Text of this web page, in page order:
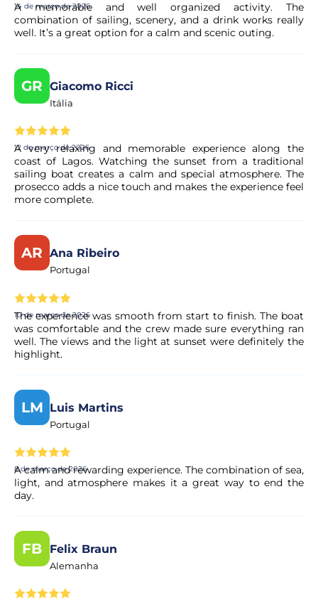
O que iremos ver durante a visita guiada?
Ponta da Piedade, a costa dourada de Lagos, e do pôr-do-
sol sobre o oceano a bordo de um tradicional barco à vela
português.
O que acontece se o tempo estiver mau?
Caso as condições do mar ou do tempo sejam inseguras,
o passeio poderá ser remarcado ou o valor reembolsado.
Posso cancelar a minha reserva se os meus
planos mudarem?
cancelamento gratuito até um determinado prazo. As
condições exatas são apresentadas de forma clara na
página da experiência antes de concluir a reserva.
imediatamente?
Sim, a sua reserva é processada de imediato. O nosso
disponibilidade da experiência. Em poucos momentos,
recebe a confirmação no seu e-mail.
Sim. Todos os pagamentos são processados através de
sistemas de pagamento seguros e encriptados,
financeiros.
14 de março de 2026
A memorable and well organized activity. The
combination of sailing, scenery, and a drink works really
well. It’s a great option for a calm and scenic outing.
GR Giacomo Ricci
Itália
12 de março de 2026
A very relaxing and memorable experience along the
coast of Lagos. Watching the sunset from a traditional
sailing boat creates a calm and special atmosphere. The
prosecco adds a nice touch and makes the experience feel
more complete.
AR Ana Ribeiro
Portugal
10 de março de 2026
The experience was smooth from start to finish. The boat
was comfortable and the crew made sure everything ran
well. The views and the light at sunset were definitely the
highlight.
LM Luis Martins
Portugal
8 de março de 2026
A calm and rewarding experience. The combination of sea,
light, and atmosphere makes it a great way to end the
day.
FB Felix Braun
Alemanha